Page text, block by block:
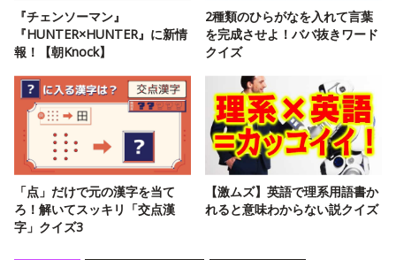
『チェンソーマン』
『HUNTER×HUNTER』に新情
報！【朝Knock】
2種類のひらがなを入れて言葉
を完成させよ！ババ抜きワード
クイズ
「点」だけで元の漢字を当て
ろ！解いてスッキリ「交点漢
字」クイズ3
【激ムズ】英語で理系用語書か
れると意味わからない説クイズ